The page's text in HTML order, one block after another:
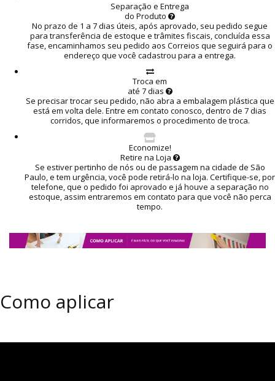
Separação e Entrega
do Produto
No prazo de 1 a 7 dias úteis, após aprovado, seu pedido segue
para transferência de estoque e trâmites fiscais, concluída essa
fase, encaminhamos seu pedido aos Correios que seguirá para o
endereço que você cadastrou para a entrega.
Troca em
até 7 dias
Se precisar trocar seu pedido, não abra a embalagem plástica que
está em volta dele. Entre em contato conosco, dentro de 7 dias
corridos, que informaremos o procedimento de troca.
Economize!
Retire na Loja
Se estiver pertinho de nós ou de passagem na cidade de São
Paulo, e tem urgência, você pode retirá-lo na loja. Certifique-se, por
telefone, que o pedido foi aprovado e já houve a separação no
estoque, assim entraremos em contato para que você não perca
tempo.
Como aplicar